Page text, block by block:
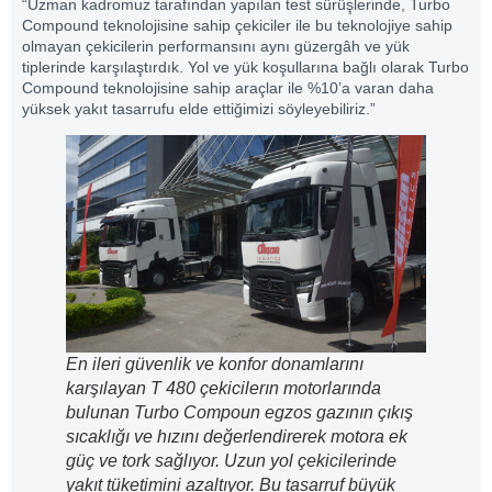
“Uzman kadromuz tarafından yapılan test sürüşlerinde, Turbo
Compound teknolojisine sahip çekiciler ile bu teknolojiye sahip
olmayan çekicilerin performansını aynı güzergâh ve yük
tiplerinde karşılaştırdık. Yol ve yük koşullarına bağlı olarak Turbo
Compound teknolojisine sahip araçlar ile %10’a varan daha
yüksek yakıt tasarrufu elde ettiğimizi söyleyebiliriz.”
En ileri güvenlik ve konfor donamlarını
karşılayan T 480 çekicilerın motorlarında
bulunan Turbo Compoun egzos gazının çıkış
sıcaklığı ve hızını değerlendirerek motora ek
güç ve tork sağlıyor. Uzun yol çekicilerinde
yakıt tüketimini azaltıyor. Bu tasarruf büyük